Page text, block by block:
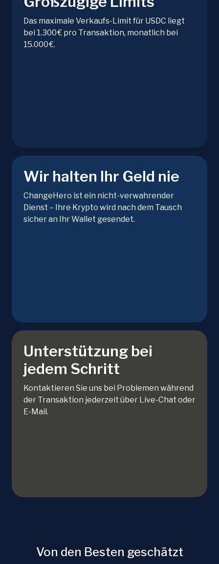
Das maximale Verkaufs-Limit für USDC liegt
bei 1.300 € pro Transaktion, monatlich bei
15.000 €.
Wir halten Ihr Geld nie
ChangeHero ist ein nicht-verwahrender
Dienst – Ihre Krypto wird nach dem Tausch
sicher an Ihr Wallet gesendet.
Unterstützung bei
jedem Schritt
Kontaktieren Sie uns bei Problemen während
der Transaktion jederzeit über Live-Chat oder
E-Mail.
Von den Besten geschätzt